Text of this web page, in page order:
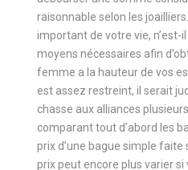
raisonnable selon les
important de votre vie,
moyens nécessaires afin
femme a la hauteur de vos
est assez restreint, il serait
chasse aux alliances
comparant tout d’abord les
prix d’une bague simple
prix peut encore plus varier